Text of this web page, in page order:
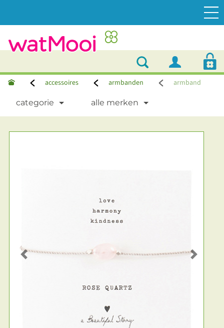
accessoires armbanden armband
categorie alle merken
Previous Next